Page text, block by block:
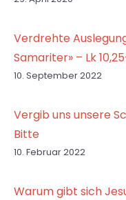
Verdrehte
Samariter» – Lk
10. September 2022
Vergib uns unsere
Bitte
10. Februar 2022
Warum gibt sich